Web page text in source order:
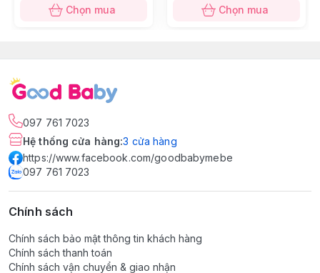
Chọn mua Chọn mua
097 761 7023
Hệ thống cửa hàng:3 cửa hàng
https://www.facebook.com/goodbabymebe
097 761 7023
Chính sách
Chính sách bảo mật thông tin khách hàng
Chính sách thanh toán
Chính sách vận chuyển & giao nhận